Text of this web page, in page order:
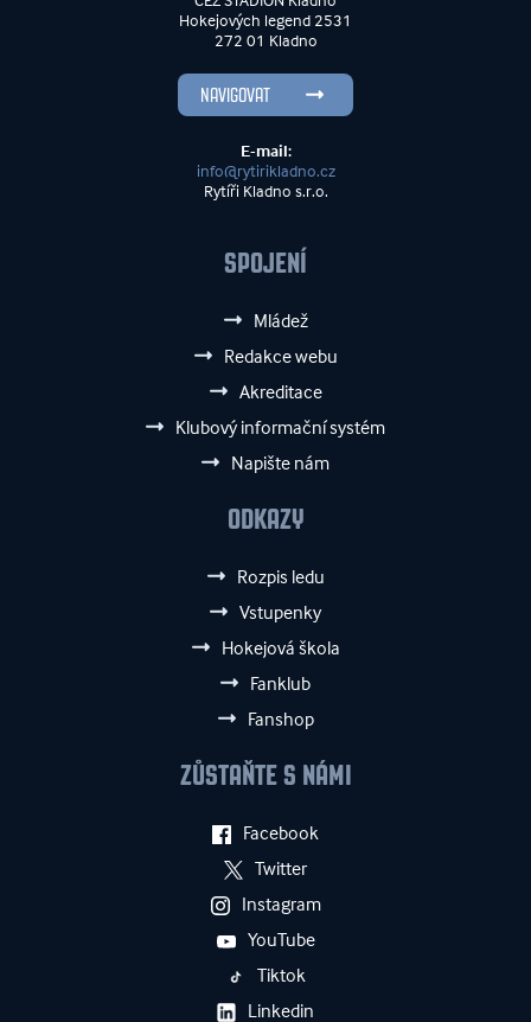
Hokejových legend 2531
272 01 Kladno
NAVIGOVAT
E-mail:
info@rytirikladno.cz
Rytíři Kladno s.r.o.
SPOJENÍ
Mládež
Redakce webu
Akreditace
Klubový informační systém
Napište nám
ODKAZY
Rozpis ledu
Vstupenky
Hokejová škola
Fanklub
Fanshop
ZŮSTAŇTE S NÁMI
Facebook
Twitter
Instagram
YouTube
Tiktok
Linkedin